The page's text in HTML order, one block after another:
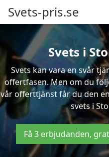
Svets-pris.se
Svets i
Svets kan vara en svår
offertfasen. Men om du
vår offerttjänst får du den
svets i
Få 3 erbjudanden,